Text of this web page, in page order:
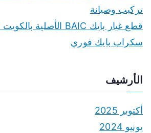
تركيب وصيانة
سكراب بايك فوري
الأرشيف
أكتوبر 2025
يونيو 2024